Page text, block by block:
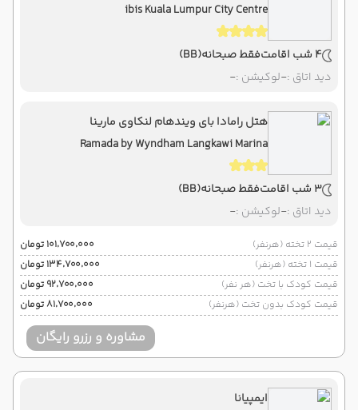
ibis Kuala Lumpur City Centre
4 شب اقامت فقط صبحانه(BB)
دید اتاق :-لوکیشن :-
هتل رامادا بای ویندهام لنکاوی مارینا
Ramada by Wyndham Langkawi Marina
3 شب اقامت فقط صبحانه(BB)
دید اتاق :-لوکیشن :-
قیمت 2 تخته (هرنفر)
۱۰۱٬۷۰۰٬۰۰۰ تومان
قیمت 1 تخته (هرنفر)
۱۳۴٬۷۰۰٬۰۰۰ تومان
قیمت کودک با تخت (هر نفر)
۹۲٬۷۰۰٬۰۰۰ تومان
قیمت کودک بدون تخت (هرنفر)
۸۱٬۷۰۰٬۰۰۰ تومان
مشاوره و رزرو رایگان
ایمپیانا